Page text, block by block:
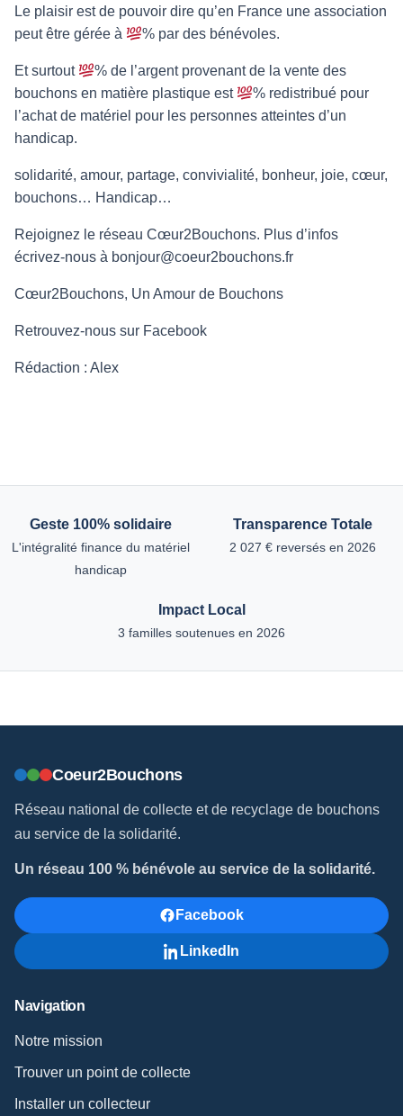
Le plaisir est de pouvoir dire qu’en France une association
peut être gérée à
% par des bénévoles.
Et surtout
% de l’argent provenant de la vente des
bouchons en matière plastique est
% redistribué pour
l’achat de matériel pour les personnes atteintes d’un
handicap.
solidarité, amour, partage, convivialité, bonheur, joie, cœur,
bouchons… Handicap…
Rejoignez le réseau Cœur2Bouchons. Plus d’infos
écrivez-nous à bonjour@coeur2bouchons.fr
Cœur2Bouchons, Un Amour de Bouchons
Retrouvez-nous sur Facebook
Rédaction : Alex
Geste 100% solidaire
L'intégralité finance du matériel
handicap
Transparence Totale
2 027 € reversés en 2026
Impact Local
3 familles soutenues en 2026
Coeur2Bouchons
Réseau national de collecte et de recyclage de bouchons
au service de la solidarité.
Un réseau 100 % bénévole au service de la solidarité.
Facebook
LinkedIn
Navigation
Notre mission
Trouver un point de collecte
Installer un collecteur